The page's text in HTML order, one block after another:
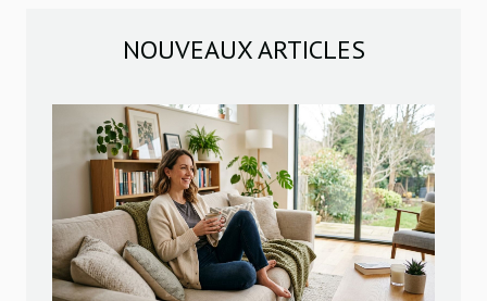
NOUVEAUX ARTICLES